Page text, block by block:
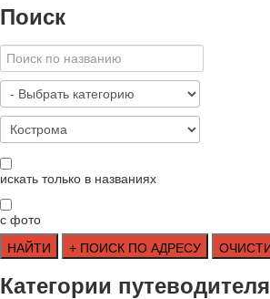
Поиск
искать только в названиях
с фото
Категории путеводителя